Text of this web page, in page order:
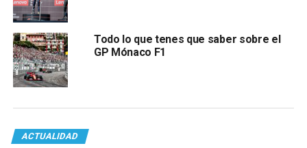
Todo lo que tenes que saber sobre el
GP Mónaco F1
ACTUALIDAD